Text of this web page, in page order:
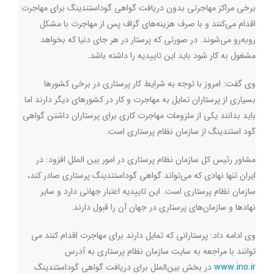
برخی مراکز مهاجرتی بدون دریافت گواهی گوداستندینگ برای مهاجرت
اقدام می‌کنند و با صرف هزینه‌های گزاف پس از مهاجرت با مشکل
روبه‌رو می‌شوند. در صورتی که پرستار در هر جای دنیا که بخواهد
مشغول به کار شود باید این تاییدیه را داشته باشد.
وی گفت: امروز با توجه به شرایط کار پرستاری در برخی کشورها
بسیاری از پرستاران تمایل به مهاجرت و کار در کشورهای دیگر دارند اما
باید بدانند یکی از ملزومات مهاجرت کاری برای پرستاران داشتن گواهی
گود استندینگ از سازمان نظام پرستاری است.
مشاور رئیس کل سازمان نظام پرستاری در امور بین الملل افزود: در
ایران تنها نهادی که می‌تواند گواهی گوداستندینگ پرستاری صادر کند،
سازمان نظام پرستاری است. این تاییدیه اعتبار جهانی دارد و سایر
نهادها و سازمان‌های پرستاری در جهان آن را قبول دارند.
وی ادامه داد: پرستارانی که تمایل دارند برای مهاجرت اقدام کنند می
توانند با مراجعه به سایت سازمان نظام پرستاری به آدرس
www.ino.irدر بخش بین‌الملل برای دریافت گواهی گوداستندینگ